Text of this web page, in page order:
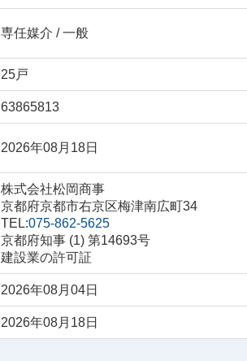
専任媒介 / 一般
25戸
63865813
2026年08月18日
株式会社松岡商事
京都府京都市右京区梅津南広町34
TEL:075-862-5625
京都府知事 (1) 第14693号
建設業の許可証
2026年08月04日
2026年08月18日